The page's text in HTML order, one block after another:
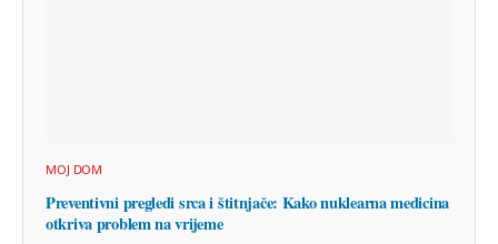
MOJ DOM
Preventivni pregledi srca i štitnjače: Kako nuklearna medicina
otkriva problem na vrijeme